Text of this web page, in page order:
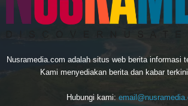
Nusramedia.com adalah situs web berita informasi
Kami menyediakan berita dan kabar
Hubungi kami: